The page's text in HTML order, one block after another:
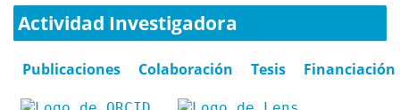
Actividad Investigadora
Publicaciones Colaboración Tesis Financiación